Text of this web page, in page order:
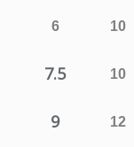
10
6
10
7.5
12
9